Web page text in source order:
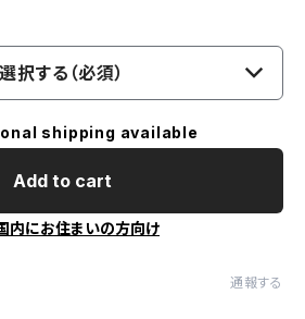
選択する（必須）
shipping available
Add to cart
内にお住まいの方向け
通報する